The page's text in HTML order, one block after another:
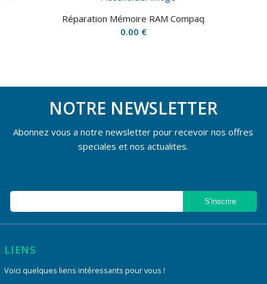
Réparation Mémoire RAM Compaq
0.00 €
NOTRE NEWSLETTER
Abonnez vous a notre newsletter pour recevoir nos offres
speciales et nos actualites.
LIENS
Voici quelques liens intéressants pour vous !